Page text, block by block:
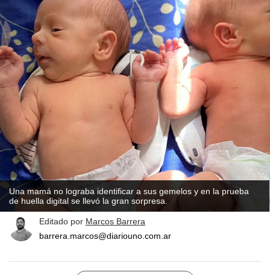
Una mamá no lograba identificar a sus gemelos y en la prueba
de huella digital se llevó la gran sorpresa.
Editado por Marcos Barrera
barrera.marcos@diariouno.com.ar